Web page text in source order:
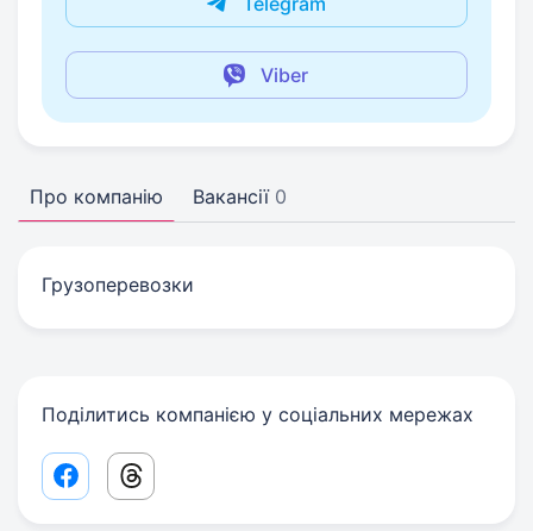
Viber
Про компанію Вакансії 0
Грузоперевозки
Поділитись компанією у соціальних мережах
Facebook share link
Threads share link